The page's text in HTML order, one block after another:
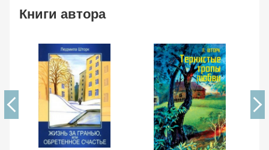
Книги автора